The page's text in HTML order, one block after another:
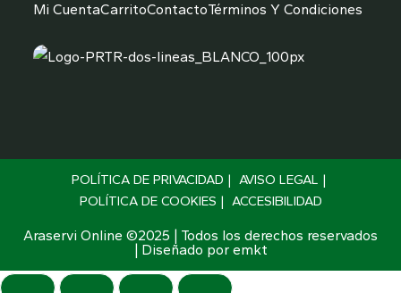
Mi CuentaCarritoContactoTérminos Y Condiciones
POLÍTICA DE PRIVACIDAD
AVISO LEGAL
POLÍTICA DE COOKIES
ACCESIBILIDAD
Araservi Online ©2025 | Todos los derechos reservados
| Diseñado por emkt